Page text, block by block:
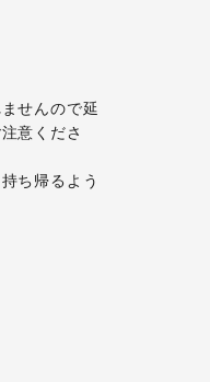
せんので延
意くださ
ち帰るよう